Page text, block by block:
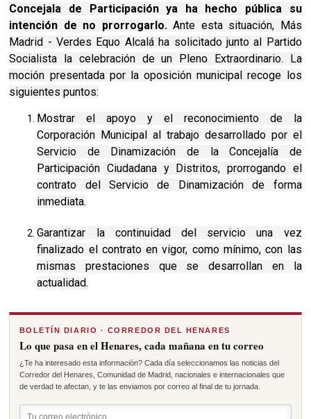
Concejala de Participación ya ha hecho pública su
intención de no prorrogarlo.Ante esta situación, Más
Madrid - Verdes Equo Alcalá ha solicitado junto al Partido
Socialista la celebración de un Pleno Extraordinario. La
moción presentada por la oposición municipal recoge los
siguientes puntos:
Mostrar el apoyo y el reconocimiento de la
Corporación Municipal al trabajo desarrollado por el
Servicio de Dinamización de la Concejalía de
Participación Ciudadana y Distritos, prorrogando el
contrato del Servicio de Dinamización de forma
inmediata.
Garantizar la continuidad del servicio una vez
finalizado el contrato en vigor, como mínimo, con las
mismas prestaciones que se desarrollan en la
actualidad.
BOLETÍN DIARIO · CORREDOR DEL HENARES
Lo que pasa en el Henares, cada mañana en tu correo
¿Te ha interesado esta información? Cada día seleccionamos las noticias del
Corredor del Henares, Comunidad de Madrid, nacionales e internacionales que
de verdad te afectan, y te las enviamos por correo al final de tu jornada.